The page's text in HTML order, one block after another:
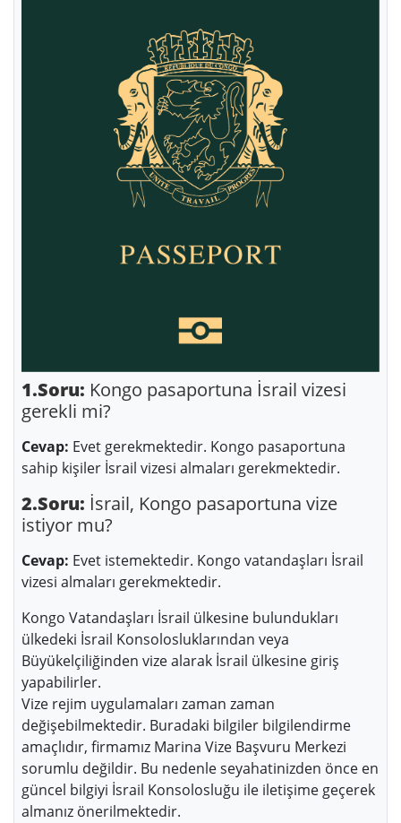
1.Soru: Kongo pasaportuna İsrail vizesi
gerekli mi?
Cevap: Evet gerekmektedir. Kongo pasaportuna
sahip kişiler İsrail vizesi almaları gerekmektedir.
2.Soru: İsrail, Kongo pasaportuna vize
istiyor mu?
Cevap: Evet istemektedir. Kongo vatandaşları İsrail
vizesi almaları gerekmektedir.
Kongo Vatandaşları İsrail ülkesine bulundukları
ülkedeki İsrail Konsolosluklarından veya
Büyükelçiliğinden vize alarak İsrail ülkesine giriş
yapabilirler.
Vize rejim uygulamaları zaman zaman
değişebilmektedir. Buradaki bilgiler bilgilendirme
amaçlıdır, firmamız Marina Vize Başvuru Merkezi
sorumlu değildir. Bu nedenle seyahatinizden önce en
güncel bilgiyi İsrail Konsolosluğu ile iletişime geçerek
almanız önerilmektedir.